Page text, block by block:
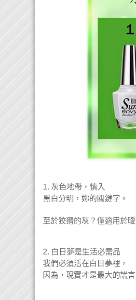
1. 灰色地帶，慎入
黑白分明，妳的關鍵字。
至於狡猾的灰？僅適用於曖
2. 白日夢是生活必需品
我們必須活在白日夢裡，
因為，現實才是最大的謊言